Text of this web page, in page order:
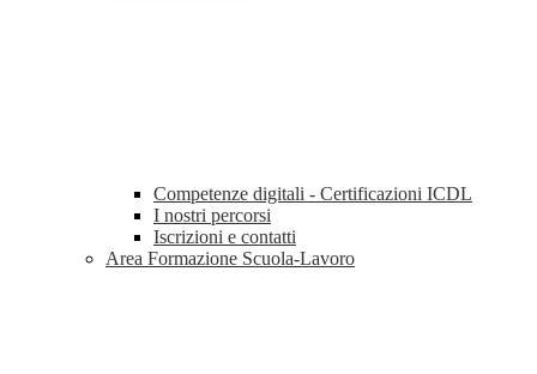
Competenze digitali - Certificazioni ICDL
I nostri percorsi
Iscrizioni e contatti
Area Formazione Scuola-Lavoro